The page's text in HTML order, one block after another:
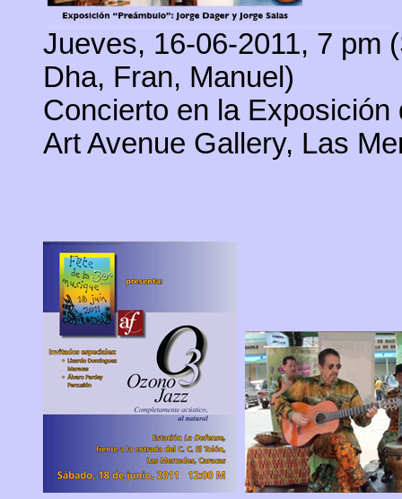
Jueves, 16-06-2011, 7 pm
Dha, Fran, Manuel)
Concierto en la
Art Avenue Gallery, Las